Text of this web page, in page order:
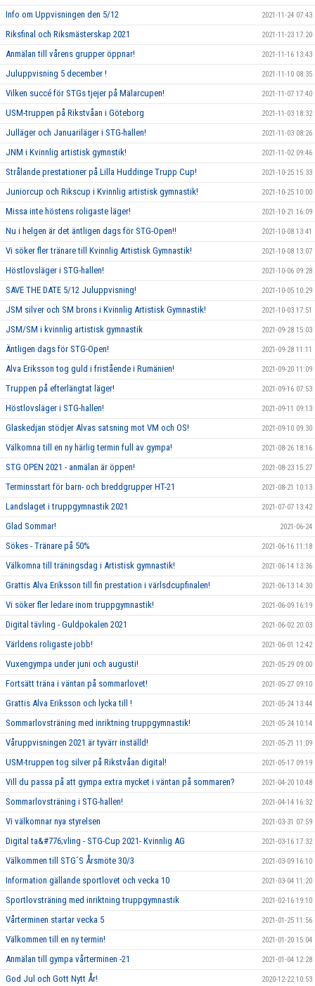
Info om Uppvisningen den 5/12 2021-11-24 07:43
Riksfinal och Riksmästerskap 2021 2021-11-23 17:20
Anmälan till vårens grupper öppnar! 2021-11-16 13:43
Juluppvisning 5 december ! 2021-11-10 08:35
Vilken succé för STGs tjejer på Mälarcupen! 2021-11-07 17:40
USM-truppen på Rikstvåan i Göteborg 2021-11-03 18:32
Julläger och Januariläger i STG-hallen! 2021-11-03 08:26
JNM i Kvinnlig artistisk gymnstik! 2021-11-02 09:46
Strålande prestationer på Lilla Huddinge Trupp Cup! 2021-10-25 15:33
Juniorcup och Rikscup i Kvinnlig artistisk gymnastik! 2021-10-25 10:00
Missa inte höstens roligaste läger! 2021-10-21 16:09
Nu i helgen är det äntligen dags för STG-Open!! 2021-10-08 13:41
Vi söker fler tränare till Kvinnlig Artistisk Gymnastik! 2021-10-08 13:07
Höstlovsläger i STG-hallen! 2021-10-06 09:28
SAVE THE DATE 5/12 Juluppvisning! 2021-10-05 10:29
JSM silver och SM brons i Kvinnlig Artistisk Gymnastik! 2021-10-03 17:51
JSM/SM i kvinnlig artistisk gymnastik 2021-09-28 15:03
Äntligen dags för STG-Open! 2021-09-28 11:11
Alva Eriksson tog guld i fristående i Rumänien! 2021-09-20 11:09
Truppen på efterlängtat läger! 2021-09-16 07:53
Höstlovsläger i STG-hallen! 2021-09-11 09:13
Glaskedjan stödjer Alvas satsning mot VM och OS! 2021-09-10 09:30
Välkomna till en ny härlig termin full av gympa! 2021-08-26 18:16
STG OPEN 2021 - anmälan är öppen! 2021-08-23 15:27
Terminsstart för barn- och breddgrupper HT-21 2021-08-21 10:13
Landslaget i truppgymnastik 2021 2021-07-07 13:42
Glad Sommar! 2021-06-24
Sökes - Tränare på 50% 2021-06-16 11:18
Välkomna till träningsdag i Artistisk gymnastik! 2021-06-14 13:36
Grattis Alva Eriksson till fin prestation i värlsdcupfinalen! 2021-06-13 14:30
Vi söker fler ledare inom truppgymnastik! 2021-06-09 16:19
Digital tävling - Guldpokalen 2021 2021-06-02 20:03
Världens roligaste jobb! 2021-06-01 12:42
Vuxengympa under juni och augusti! 2021-05-29 09:00
Fortsätt träna i väntan på sommarlovet! 2021-05-27 09:10
Grattis Alva Eriksson och lycka till ! 2021-05-24 13:44
Sommarlovsträning med inriktning truppgymnastik! 2021-05-24 10:14
Våruppvisningen 2021 är tyvärr inställd! 2021-05-21 11:09
USM-truppen tog silver på Rikstvåan digital! 2021-05-17 09:19
Vill du passa på att gympa extra mycket i väntan på sommaren? 2021-04-20 10:48
Sommarlovsträning i STG-hallen! 2021-04-14 16:32
Vi välkomnar nya styrelsen 2021-03-31 07:59
Digital ta&#776;vling - STG-Cup 2021- Kvinnlig AG 2021-03-16 17:32
Välkommen till STG´S Årsmöte 30/3 2021-03-09 16:10
Information gällande sportlovet och vecka 10 2021-03-04 11:20
Sportlovsträning med inriktning truppgymnastik 2021-02-16 19:10
Vårterminen startar vecka 5 2021-01-25 11:56
Välkommen till en ny termin! 2021-01-20 15:04
Anmälan till gympa vårterminen -21 2021-01-04 12:28
God Jul och Gott Nytt År! 2020-12-22 10:53